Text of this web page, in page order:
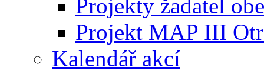
Projekty žadatel
Projekt MAP III
Kalendář akcí